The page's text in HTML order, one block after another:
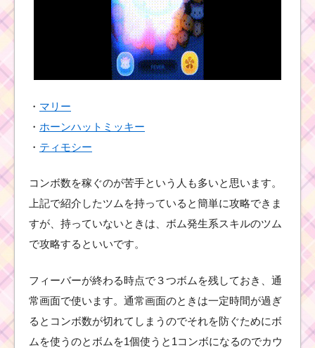
ツムツムイベント8月！
海のたからものを集め
よう2枚目の攻略方法と
報酬
ツムツム！ハッピーハ
ロウィーンのキャンデ
ィパーティーは消した
恋人を呼ぶツムを使っ
て1プレイで75万点を
稼いだ方法
・ マリー
・ ホーンハットミッキー
・ ティモシー
コンボ数を稼ぐのが苦手という人も多いと思います。
上記で紹介したツムを持っていると簡単に攻略できま
すが、持っていないときは、ボム発生系スキルのツム
で攻略するといいです。
フィーバーが終わる時点で３つボムを残しておき、通
常画面で使います。通常画面のときは一定時間が過ぎ
るとコンボ数が切れてしまうのでそれを防ぐためにボ
ムを使うのとボムを1個使うと1コンボになるのでカウ